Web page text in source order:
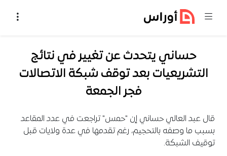
حساني يتحدث عن تغيير في نتائج
التشريعيات بعد توقف شبكة الاتصالات
فجر الجمعة
قال عبد العالي حساني إن "حمس" تراجعت في عدد المقاعد
بسبب ما وصفه بالتحجيم، رغم تقدمها في عدة ولايات قبل
توقيف الشبكة.